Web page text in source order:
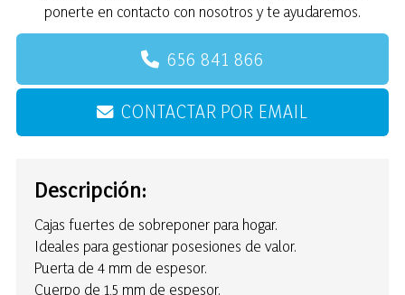
ponerte en contacto con nosotros y te ayudaremos.
656 841 866
CONTACTAR POR EMAIL
Descripción:
Cajas fuertes de sobreponer para hogar.
Ideales para gestionar posesiones de valor.
Puerta de 4 mm de espesor.
Cuerpo de 1,5 mm de espesor.